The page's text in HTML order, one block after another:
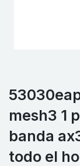
mesh3 1
banda
todo el